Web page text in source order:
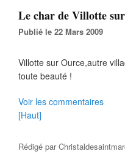
Le char de Villotte
Publié le 22 Mars 2009
Villotte sur Ource,autre
toute beauté !
Voir les commentaires
[Haut]
Rédigé par